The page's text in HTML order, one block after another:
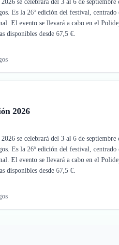
se celebrará del 3 al 6 de septiembre
Es la 26ª edición del festival, centrado
El evento se llevará a cabo en el
disponibles desde 67,5 €.
2026
se celebrará del 3 al 6 de septiembre
Es la 26ª edición del festival, centrado
El evento se llevará a cabo en el
disponibles desde 67,5 €.